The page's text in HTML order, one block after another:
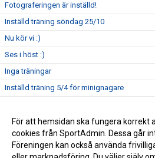
Fotograferingen är inställd!
Inställd träning söndag 25/10
Nu kör vi :)
Ses i höst :)
Inga träningar
Inställd träning 5/4 för minignagare
Sporlov
Julavslutning för minignagare!
För att hemsidan ska fungera korrekt
cookies från SportAdmin. Dessa går
Föreningen kan också använda